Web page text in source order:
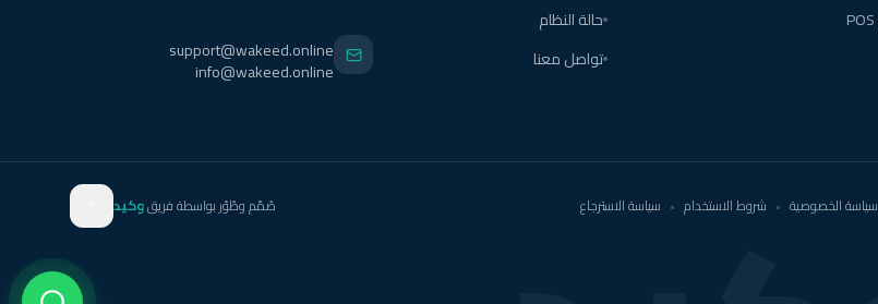
حالة النظام
تواصل معنا
support@wakeed.online
info@wakeed.online
سياسة الخصوصية • شروط الاستخدام • سياسة الاسترجاع صُمّم وطُوّر بواسطة فريقوكيد